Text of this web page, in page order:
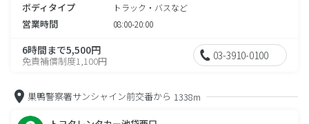
ボディタイプ トラック・バスなど
営業時間 08:00-20:00
6時間まで5,500円
免責補償制度1,100円 03-3910-0100
巣鴨警察署サンシャイン前交番から 1338m